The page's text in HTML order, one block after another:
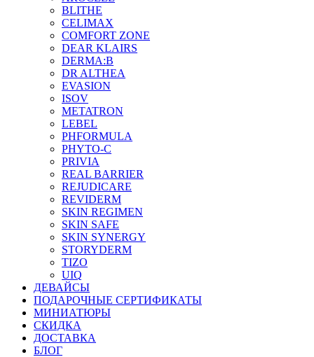
BLITHE
CELIMAX
COMFORT ZONE
DEAR KLAIRS
DERMA:B
DR ALTHEA
EVASION
ISOV
METATRON
LEBEL
PHFORMULA
PHYTO-C
PRIVIA
REAL BARRIER
REJUDICARE
REVIDERM
SKIN REGIMEN
SKIN SAFE
SKIN SYNERGY
STORYDERM
TIZO
UIQ
ДЕВАЙСЫ
ПОДАРОЧНЫЕ СЕРТИФИКАТЫ
МИНИАТЮРЫ
СКИДКА
ДОСТАВКА
БЛОГ